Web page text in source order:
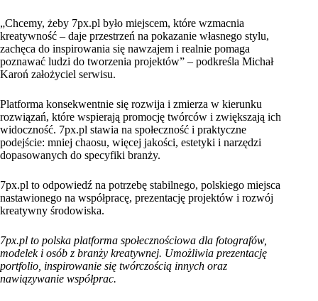
„Chcemy, żeby 7px.pl było miejscem, które wzmacnia
kreatywność – daje przestrzeń na pokazanie własnego stylu,
zachęca do inspirowania się nawzajem i realnie pomaga
poznawać ludzi do tworzenia projektów” – podkreśla Michał
Karoń założyciel serwisu.
Platforma konsekwentnie się rozwija i zmierza w kierunku
rozwiązań, które wspierają promocję twórców i zwiększają ich
widoczność. 7px.pl stawia na społeczność i praktyczne
podejście: mniej chaosu, więcej jakości, estetyki i narzędzi
dopasowanych do specyfiki branży.
7px.pl to odpowiedź na potrzebę stabilnego, polskiego miejsca
nastawionego na współpracę, prezentację projektów i rozwój
kreatywny środowiska.
7px.pl to polska platforma społecznościowa dla fotografów,
modelek i osób z branży kreatywnej. Umożliwia prezentację
portfolio, inspirowanie się twórczością innych oraz
nawiązywanie współprac.